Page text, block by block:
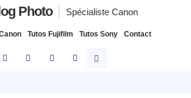
Photo Spécialiste Canon
Tutos Fujifilm Tutos Sony Contact